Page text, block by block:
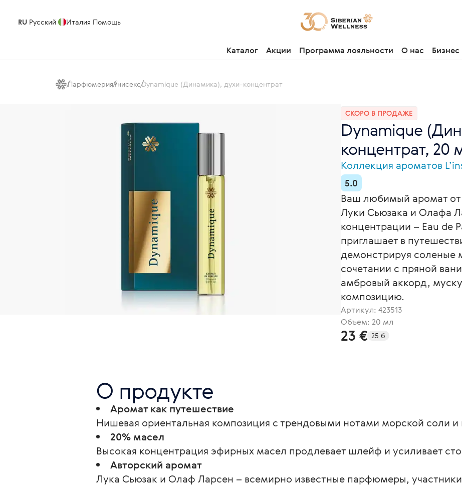
RU Русский Италия Помощь
Каталог Акции Программа лояльности О нас Бизнес
ПарфюмерияУнисексDynamique (Динамика), духи-концентрат
СКОРО В ПРОДАЖЕ
Dynamique
концентрат, 20
Коллекция ароматов
5.0
Ваш любимый аромат
Луки Сьюзака и Олафа
концентрации – Eau
приглашает в
демонстрируя соленые
сочетании с пряной
амбровый аккорд,
композицию.
Артикул: 423513
Объем: 20 мл
23 € 25 б
О продукте
Аромат как путешествие
Нишевая ориентальная композиция с трендовыми нотами морской соли и
20% масел
Высокая концентрация эфирных масел продлевает шлейф и усиливает
Авторский аромат
Лука Сьюзак и Олаф Ларсен – всемирно известные парфюмеры,